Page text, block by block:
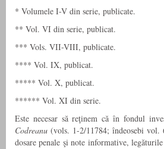
* Volumele I-V din serie, publicate.
** Vol. VI din serie, publicat.
*** Vols. VII-VIII, publicate.
**** Vol. IX, publicat.
***** Vol. X, publicat.
****** Vol. XI din serie.
Este necesar să reţinem că în fondul
Codreanu (vols. 1-2/11784; îndeosebi vol.
dosare penale şi note informative,